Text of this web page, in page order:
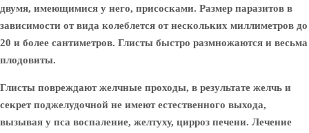
двумя, имеющимися у него, присосками. Размер паразитов в
зависимости от вида колеблется от нескольких миллиметров до
20 и более сантиметров. Глисты быстро размножаются и весьма
плодовиты.
Глисты повреждают желчные проходы, в результате желчь и
секрет поджелудочной не имеют естественного выхода,
вызывая у пса воспаление, желтуху, цирроз печени. Лечение